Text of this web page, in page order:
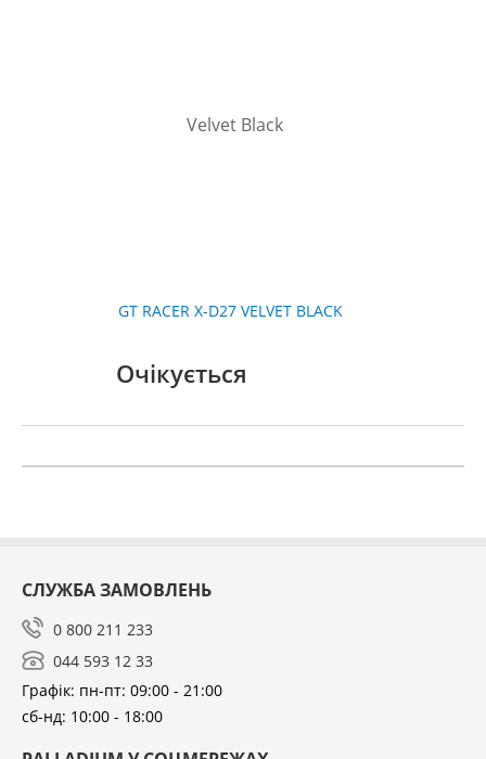
GT RACER X-D27 VELVET BLACK
Очікується
СЛУЖБА ЗАМОВЛЕНЬ
0 800 211 233
044 593 12 33
Графік: пн-пт: 09:00 - 21:00
сб-нд: 10:00 - 18:00